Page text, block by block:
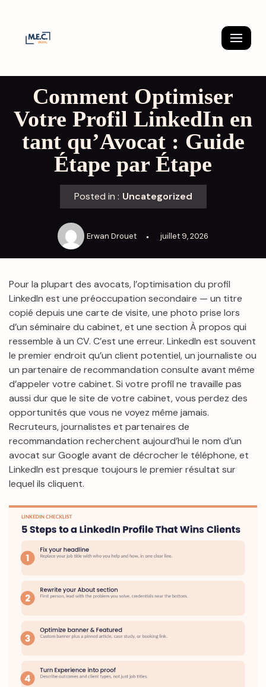
Comment Optimiser
Votre Profil LinkedIn en
tant qu’Avocat : Guide
Étape par Étape
Posted in : Uncategorized
Erwan Drouet juillet 9, 2026
Pour la plupart des avocats, l’optimisation du profil
LinkedIn est une préoccupation secondaire — un titre
copié depuis une carte de visite, une photo prise lors
d’un séminaire du cabinet, et une section À propos qui
ressemble à un CV. C’est une erreur. LinkedIn est souvent
le premier endroit qu’un client potentiel, un journaliste ou
un partenaire de recommandation consulte avant même
d’appeler votre cabinet. Si votre profil ne travaille pas
aussi dur que le site de votre cabinet, vous perdez des
opportunités que vous ne voyez même jamais.
Recruteurs, journalistes et partenaires de
recommandation recherchent aujourd’hui le nom d’un
avocat sur Google avant de décrocher le téléphone, et
LinkedIn est presque toujours le premier résultat sur
lequel ils cliquent.